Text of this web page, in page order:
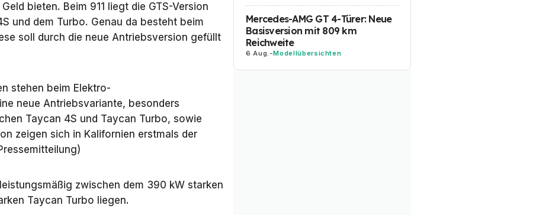
bieten. Beim 911 liegt die GTS-Version
und dem Turbo. Genau da besteht beim
soll durch die neue Antriebsversion gefüllt
stehen beim Elektro-
neue Antriebsvariante, besonders
Taycan 4S und Taycan Turbo, sowie
zeigen sich in Kalifornien erstmals der
zwischen dem 390 kW starken
Taycan Turbo liegen.
Mercedes-AMG GT 4-Türer: Neue
Basisversion mit 809 km
Reichweite
6 Aug. -Modellübersichten